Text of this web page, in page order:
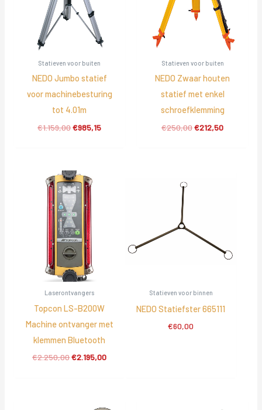
Statieven voor buiten
NEDO Jumbo statief
voor machinebesturing
tot 4.01m
€1.159,00Oorspronkelijke
€985,15Huidige
Statieven voor buiten
NEDO Zwaar houten
statief met enkel
schroefklemming
€250,00Oorspronkelijke
€212,50Huidige
Laserontvangers
Topcon LS-B200W
Machine ontvanger met
klemmen Bluetooth
€2.250,00Oorspronkelijke
€2.195,00Huidige
Statieven voor binnen
NEDO Statiefster 665111
€60,00